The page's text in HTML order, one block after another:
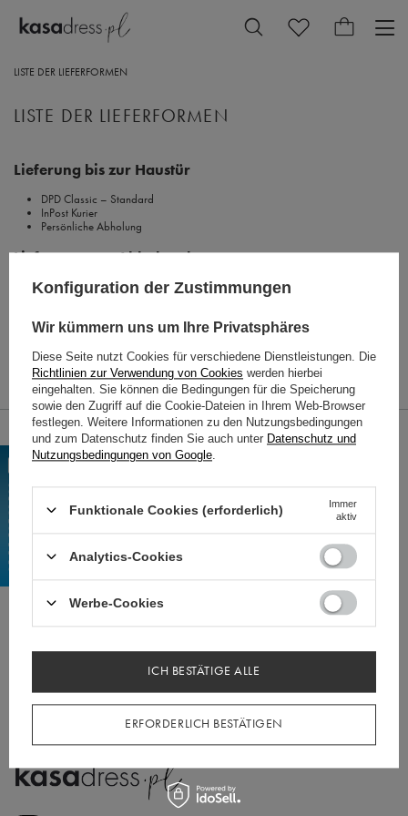
LISTE DER LIEFERFORMEN
LISTE DER LIEFERFORMEN
Lieferung bis zur Haustür
DPD Classic – Standard
InPost Kurier
Persönliche Abholung
Lieferung zum Abholpunkt
DPD Abholung am Abholpunkt
ORLEN Paczka Smile
BESTELLUNGEN
Ich möchte die Ware zurückgeben
Kontakt
Informationen
Konfiguration der Zustimmungen
Wir kümmern uns um Ihre Privatsphäres
Diese Seite nutzt Cookies für verschiedene Dienstleistungen. Die
Richtlinien zur Verwendung von Cookies werden hierbei
eingehalten. Sie können die Bedingungen für die Speicherung
sowie den Zugriff auf die Cookie-Dateien in Ihrem Web-Browser
festlegen. Weitere Informationen zu den Nutzungsbedingungen
und zum Datenschutz finden Sie auch unter Datenschutz und
Nutzungsbedingungen von Google
Funktionale Cookies (erforderlich)
Immer
aktiv
Analytics-Cookies
Werbe-Cookies
ERFORDERLICH BESTÄTIGEN
ICH BESTÄTIGE ALLE